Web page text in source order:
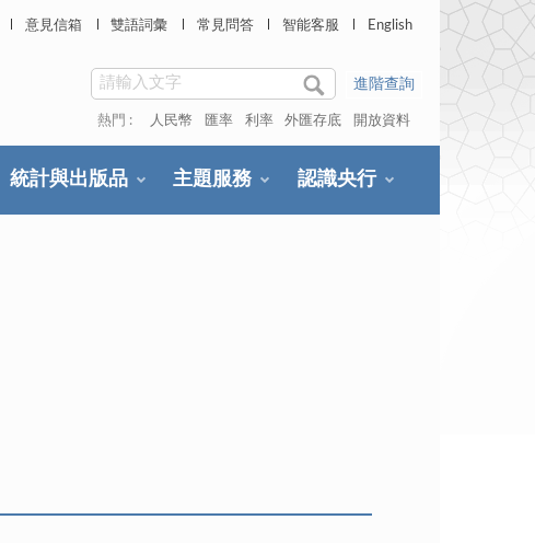
意見信箱 雙語詞彙 常見問答 智能客服 English
進階查詢
熱門 : 人民幣 匯率 利率 外匯存底 開放資料
統計與出版品 主題服務 認識央行